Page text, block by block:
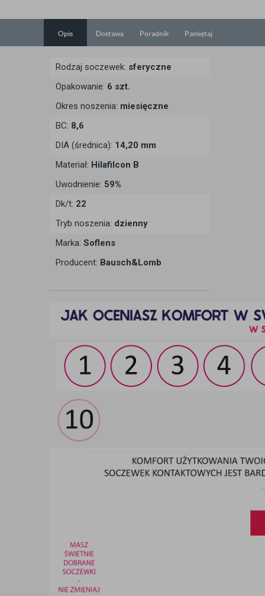
Opis Dostawa Poradnik Pamiętaj
Rodzaj soczewek: sferyczne
Opakowanie: 6 szt.
Okres noszenia: miesięczne
BC: 8,6
DIA (średnica): 14,20 mm
Materiał: Hilafilcon B
Uwodnienie: 59%
Dk/t: 22
Tryb noszenia: dzienny
Marka: Soflens
Producent: Bausch&Lomb